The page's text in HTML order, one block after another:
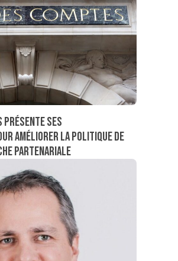
présente ses
améliorer la politique de
partenariale